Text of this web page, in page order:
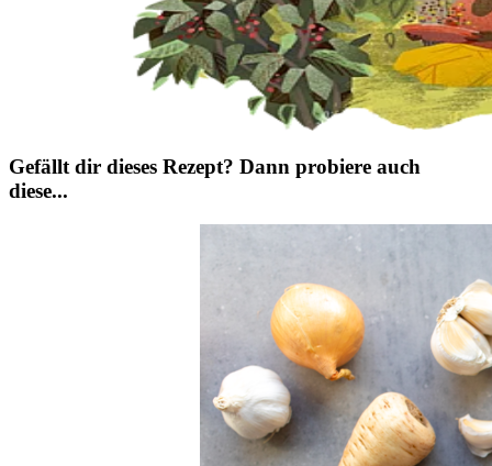
Gefällt dir dieses Rezept? Dann probiere auch
diese...